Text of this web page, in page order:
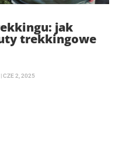
jak
trekkingowe
|CZE 2, 2025